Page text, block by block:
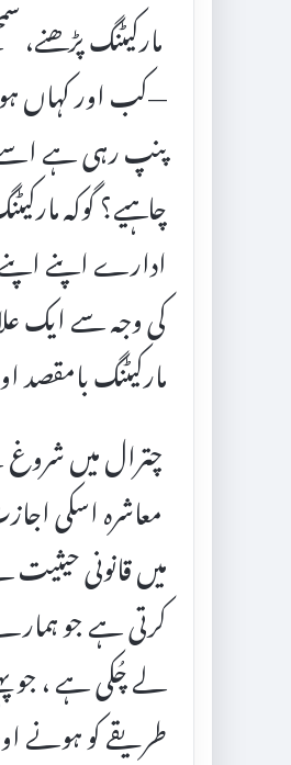
مارکیٹنگ
—کب اور کہاں
پنپ رہی ہے اسے
چاہیے؟ گوکہ
ادارے اپنے
کی وجہ سے ایک
مارکیٹنگ بامقصد
چترال میں شروغ
معاشرہ اسکی
میں قانونی
کرتی ہے جو
لے چُکی ہے ، جو
طریقے کو ہونے